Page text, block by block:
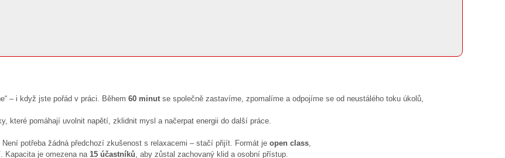
– i když jste pořád v práci. Během 60 minut se společně zastavíme, zpomalíme a odpojíme se od neustálého toku úkolů,
které pomáhají uvolnit napětí, zklidnit mysl a načerpat energii do další práce.
Není potřeba žádná předchozí zkušenost s relaxacemi – stačí přijít. Formát je open class
Kapacita je omezena na 15 účastníků , aby zůstal zachovaný klid a osobní přístup.